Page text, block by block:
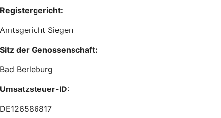
Registergericht:
Amtsgericht Siegen
Sitz der Genossenschaft:
Bad Berleburg
Umsatzsteuer-ID:
DE126586817